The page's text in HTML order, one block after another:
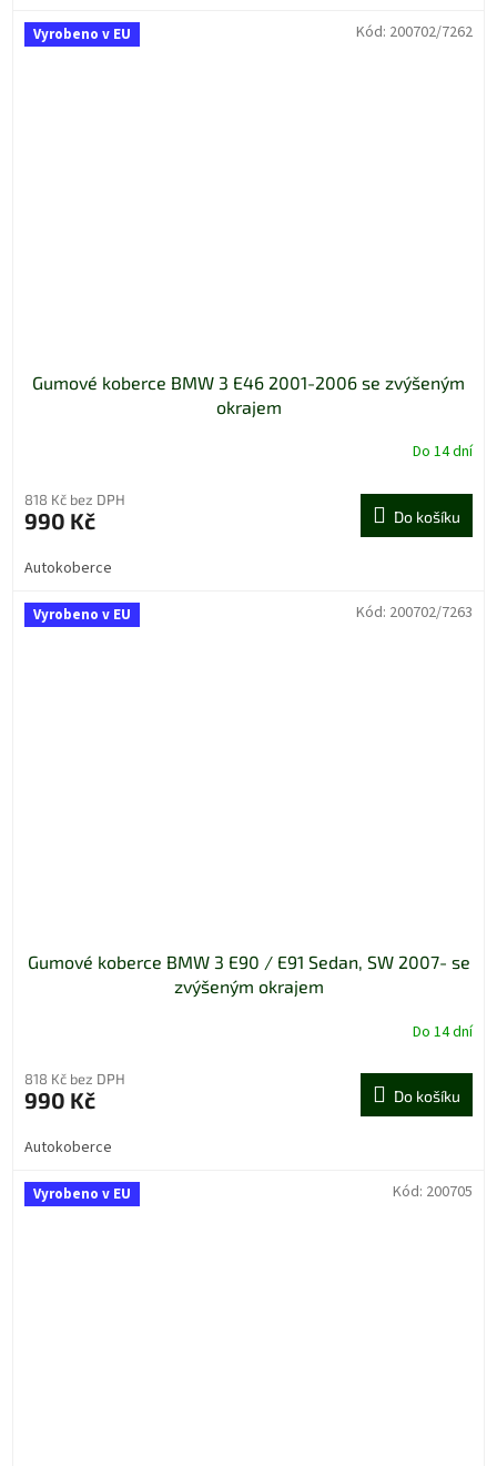
Vyrobeno v EU
Gumové koberce BMW 3 E46 2001-2006 se zvýšeným
okrajem
Do 14 dní
818 Kč bez DPH
990 Kč Do košíku
Autokoberce
Kód: 200702/7262
Vyrobeno v EU
Gumové koberce BMW 3 E90 / E91 Sedan, SW 2007- se
zvýšeným okrajem
Do 14 dní
818 Kč bez DPH
990 Kč Do košíku
Autokoberce
Kód: 200702/7263
Vyrobeno v EU Kód: 200705